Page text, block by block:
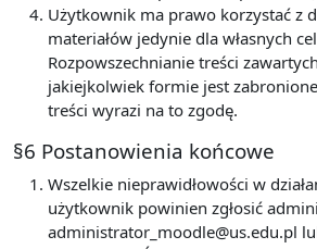
Użytkownik ma prawo korzystać z
materiałów jedynie dla własnych
Rozpowszechnianie treści
jakiejkolwiek formie jest
treści wyrazi na to zgodę.
§6 Postanowienia końcowe
Wszelkie nieprawidłowości w
użytkownik powinien zgłosić
administrator_moodle@us.edu.pl